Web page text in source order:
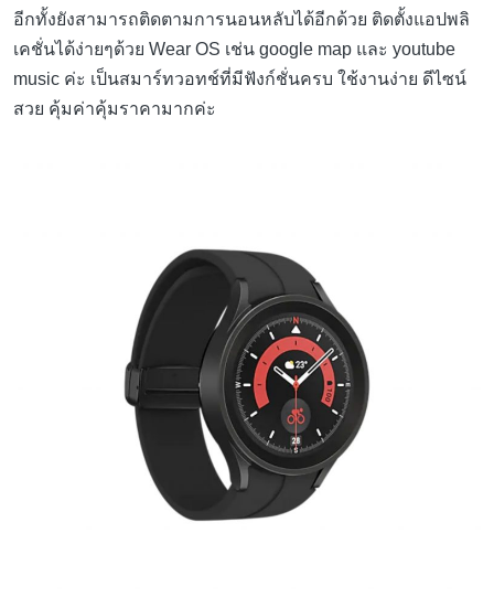
อีกทั้งยังสามารถติดตามการนอนหลับได้อีกด้วย ติดตั้งแอปพลิ
เคชั่นได้ง่ายๆด้วย Wear OS เช่น google map และ youtube
music ค่ะ เป็นสมาร์ทวอทช์ที่มีฟังก์ชั่นครบ ใช้งานง่าย ดีไซน์
สวย คุ้มค่าคุ้มราคามากค่ะ